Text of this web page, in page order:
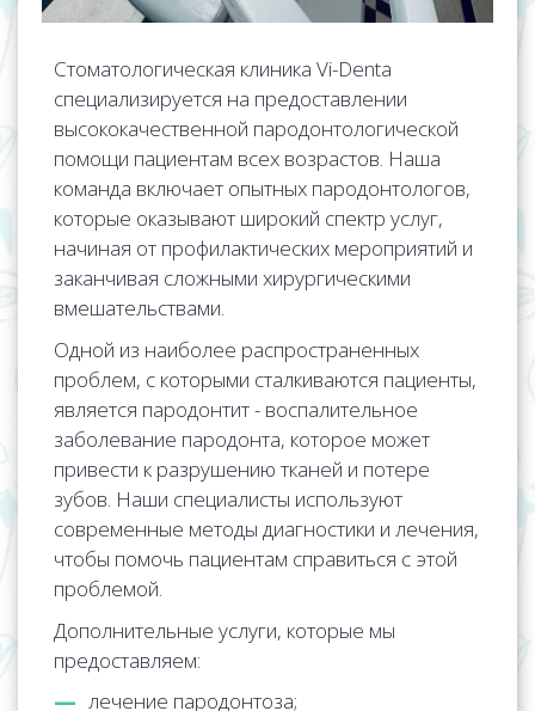
Стоматологическая клиника Vi-Denta
специализируется на предоставлении
высококачественной пародонтологической
помощи пациентам всех возрастов. Наша
команда включает опытных пародонтологов,
которые оказывают широкий спектр услуг,
начиная от профилактических мероприятий и
заканчивая сложными хирургическими
вмешательствами.
Одной из наиболее распространенных
проблем, с которыми сталкиваются пациенты,
является пародонтит - воспалительное
заболевание пародонта, которое может
привести к разрушению тканей и потере
зубов. Наши специалисты используют
современные методы диагностики и лечения,
чтобы помочь пациентам справиться с этой
проблемой.
Дополнительные услуги, которые мы
предоставляем:
лечение пародонтоза;